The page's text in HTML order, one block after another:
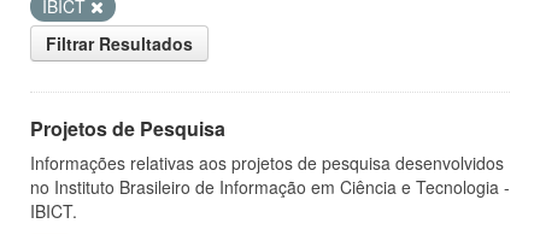
IBICT
Filtrar Resultados
Projetos de Pesquisa
Informações relativas aos projetos de pesquisa desenvolvidos
no Instituto Brasileiro de Informação em Ciência e Tecnologia -
IBICT.